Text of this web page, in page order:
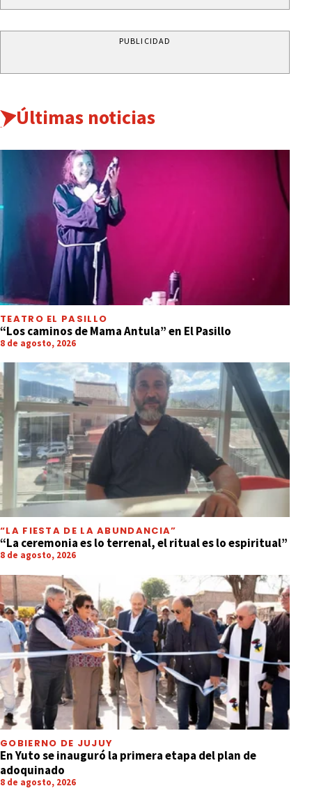
PUBLICIDAD
Últimas noticias
TEATRO EL PASILLO
“Los caminos de Mama Antula” en El Pasillo
8 de agosto, 2026
“LA FIESTA DE LA ABUNDANCIA”
“La ceremonia es lo terrenal, el ritual es lo espiritual”
8 de agosto, 2026
GOBIERNO DE JUJUY
En Yuto se inauguró la primera etapa del plan de
adoquinado
8 de agosto, 2026